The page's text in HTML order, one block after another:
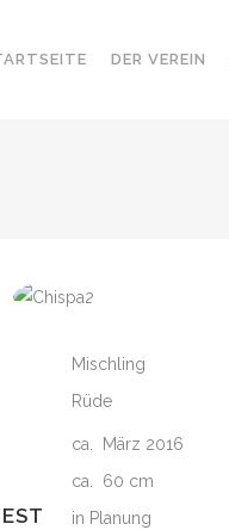
DER VEREIN
Mischling
Rüde
ca. März 2016
ca. 60 cm
in Planung